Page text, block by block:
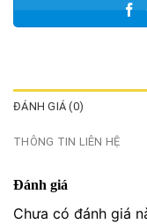
ĐÁNH GIÁ (0)
THÔNG TIN LIÊN HỆ
Đánh giá
Chưa có đánh giá